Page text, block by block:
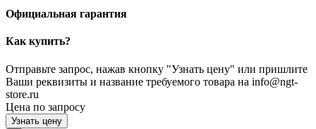
Официальная гарантия
Как купить?
Отправьте запрос, нажав кнопку "Узнать цену" или пришлите
Ваши реквизиты и название требуемого товара на info@ngt-
store.ru
Цена по запросу
Узнать цену